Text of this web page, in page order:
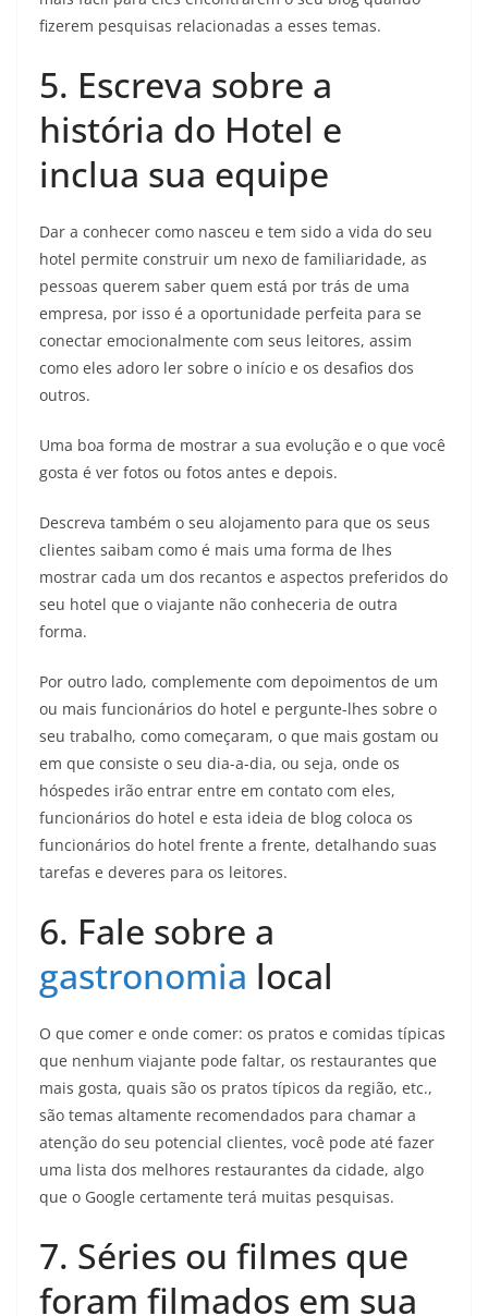
fizerem pesquisas relacionadas a esses temas.
5. Escreva sobre a
história do Hotel e
inclua sua equipe
Dar a conhecer como nasceu e tem sido a vida do seu
hotel permite construir um nexo de familiaridade, as
pessoas querem saber quem está por trás de uma
empresa, por isso é a oportunidade perfeita para se
conectar emocionalmente com seus leitores, assim
como eles adoro ler sobre o início e os desafios dos
outros.
Uma boa forma de mostrar a sua evolução e o que você
gosta é ver fotos ou fotos antes e depois.
Descreva também o seu alojamento para que os seus
clientes saibam como é mais uma forma de lhes
mostrar cada um dos recantos e aspectos preferidos do
seu hotel que o viajante não conheceria de outra
forma.
Por outro lado, complemente com depoimentos de um
ou mais funcionários do hotel e pergunte-lhes sobre o
seu trabalho, como começaram, o que mais gostam ou
em que consiste o seu dia-a-dia, ou seja, onde os
hóspedes irão entrar entre em contato com eles,
funcionários do hotel e esta ideia de blog coloca os
funcionários do hotel frente a frente, detalhando suas
tarefas e deveres para os leitores.
6. Fale sobre a
gastronomia local
O que comer e onde comer: os pratos e comidas típicas
que nenhum viajante pode faltar, os restaurantes que
mais gosta, quais são os pratos típicos da região, etc.,
são temas altamente recomendados para chamar a
atenção do seu potencial clientes, você pode até fazer
uma lista dos melhores restaurantes da cidade, algo
que o Google certamente terá muitas pesquisas.
7. Séries ou filmes que
foram filmados em sua